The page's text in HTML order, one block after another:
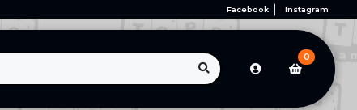
Facebook Instagram
0